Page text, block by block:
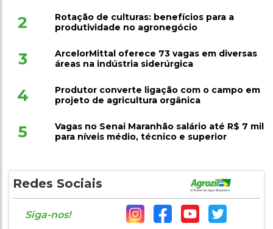
2
Rotação de culturas: benefícios para a
produtividade no agronegócio
3
ArcelorMittal oferece 73 vagas em diversas
áreas na indústria siderúrgica
4
Produtor converte ligação com o campo em
projeto de agricultura orgânica
5
Vagas no Senai Maranhão salário até R$ 7 mil
para níveis médio, técnico e superior
Redes Sociais
Siga-nos!